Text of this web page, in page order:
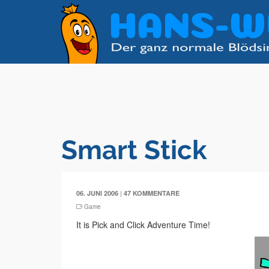
Smart Stick
06. JUNI 2006 | 47 KOMMENTARE
Game
It is Pick and Click Adventure Time!